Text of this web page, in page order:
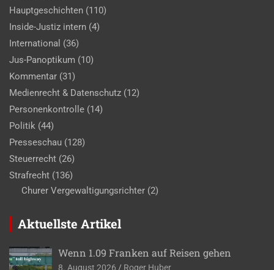
Hauptgeschichten (110)
Inside-Justiz intern (4)
International (36)
Jus-Panoptikum (10)
Kommentar (31)
Medienrecht & Datenschutz (12)
Personenkontrolle (14)
Politik (44)
Presseschau (128)
Steuerrecht (26)
Strafrecht (136)
Churer Vergewaltigungsrichter (2)
Aktuellste Artikel
Wenn 1.09 Franken auf Reisen gehen
8. August 2026 Roger Huber